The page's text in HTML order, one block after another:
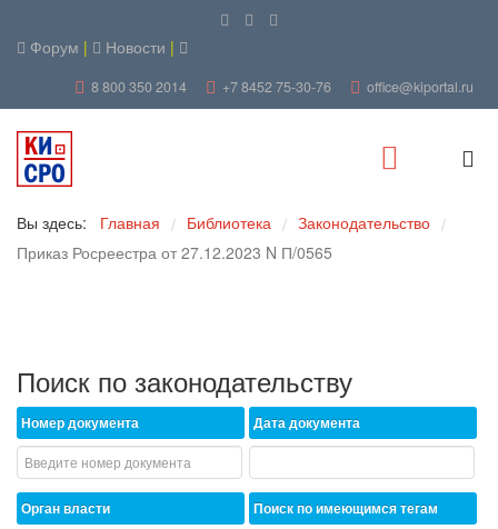
Форум | Новости |
8 800 350 2014 +7 8452 75-30-76 office@kiportal.ru
Вы здесь: Главная / Библиотека / Законодательство /
Приказ Росреестра от 27.12.2023 N П/0565
Поиск по законодательству
Номер документа
Орган власти
Дата документа
Поиск по имеющимся тегам